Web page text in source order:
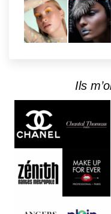
Ils